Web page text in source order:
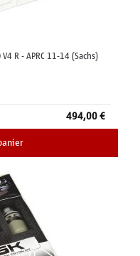
V4 R - APRC 11-14 (Sachs)
494,00 €